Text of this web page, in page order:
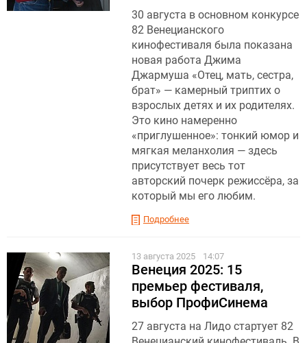
30 августа в основном конкурсе
82 Венецианского
кинофестиваля была показана
новая работа Джима
Джармуша «Отец, мать, сестра,
брат» — камерный триптих о
взрослых детях и их родителях.
Это кино намеренно
«приглушенное»: тонкий юмор и
мягкая меланхолия — здесь
присутствует весь тот
авторский почерк режиссёра, за
который мы его любим.
Подробнее
13 августа 2025 14:07
Венеция 2025: 15
премьер фестиваля,
выбор ПрофиСинема
27 августа на Лидо стартует 82